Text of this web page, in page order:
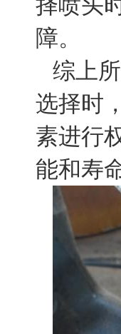
障。
综上
选择时
素进行
能和寿